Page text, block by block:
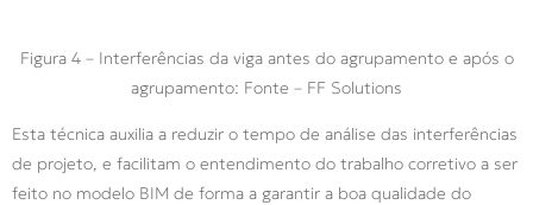
Figura 4 – Interferências da viga antes do agrupamento e após o
agrupamento: Fonte – FF Solutions
Esta técnica auxilia a reduzir o tempo de análise das interferências
de projeto, e facilitam o entendimento do trabalho corretivo a ser
feito no modelo BIM de forma a garantir a boa qualidade do